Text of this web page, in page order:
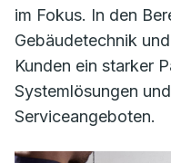
im Fokus. In den
Gebäudetechnik
Kunden ein starker
Systemlösungen
Serviceangeboten.